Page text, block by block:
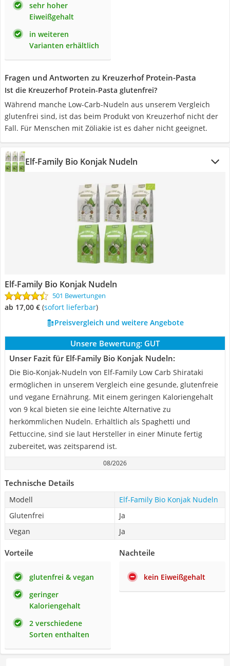
sehr hoher
Eiweißgehalt
in weiteren
Varianten erhältlich
Fragen und Antworten zu Kreuzerhof Protein-Pasta
Ist die Kreuzerhof Protein-Pasta glutenfrei?
Während manche Low-Carb-Nudeln aus unserem Vergleich
glutenfrei sind, ist das beim Produkt von Kreuzerhof nicht der
Fall. Für Menschen mit Zöliakie ist es daher nicht geeignet.
Elf-Family Bio Konjak Nudeln
Elf-Family Bio Konjak Nudeln
501 Bewertungen
ab 17,00 € ( Sofort lieferbar)
Preisvergleich und weitere Angebote
Unsere Bewertung: GUT
Unser Fazit für Elf-Family Bio Konjak Nudeln:
Die Bio-Konjak-Nudeln von Elf-Family Low Carb Shirataki
ermöglichen in unserem Vergleich eine gesunde, glutenfreie
und vegane Ernährung. Mit einem geringen Kaloriengehalt
von 9 kcal bieten sie eine leichte Alternative zu
herkömmlichen Nudeln. Erhältlich als Spaghetti und
Fettuccine, sind sie laut Hersteller in einer Minute fertig
zubereitet, was zeitsparend ist.
08/2026
Technische Details
Modell
Elf-Family Bio Konjak Nudeln
Glutenfrei
Ja
Vegan
Ja
Vorteile
glutenfrei & vegan
geringer
Kaloriengehalt
2 verschiedene
Sorten enthalten
Nachteile
kein Eiweißgehalt